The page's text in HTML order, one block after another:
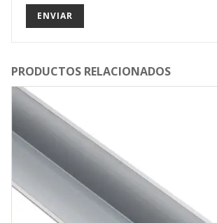
PRODUCTOS RELACIONADOS